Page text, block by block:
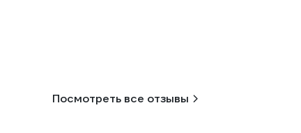
Посмотреть все отзывы